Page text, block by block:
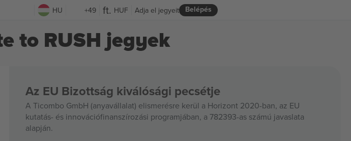
HU +49 HUF Belépés
Adja el jegyeit
to RUSH jegyek
Az EU Bizottság kiválósági pecsétje
A Ticombo GmbH (anyavállalat) elismerésre kerül a Horizont 2020-ban, az EU
kutatás- és innovációfinanszírozási programjában, a 782393-as számú javaslata
alapján.